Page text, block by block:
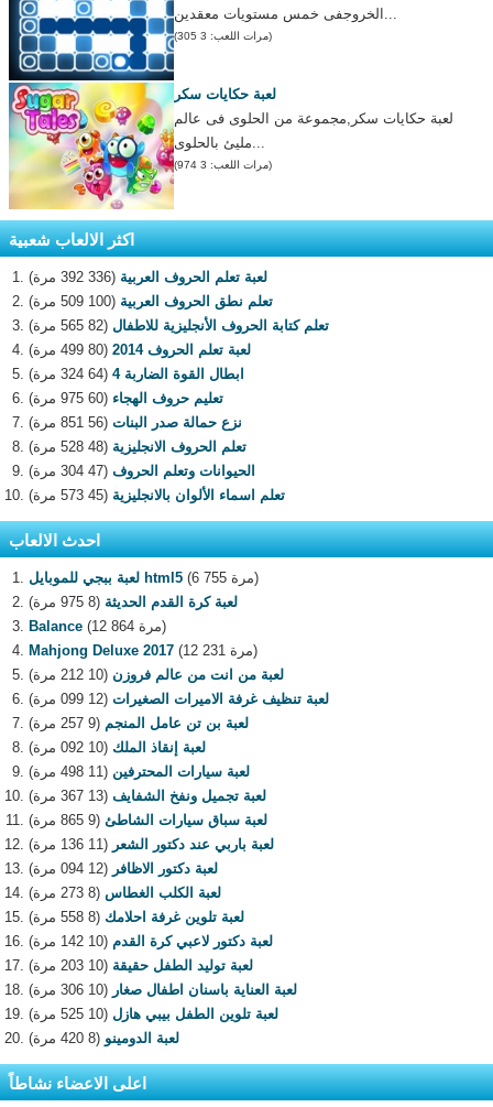
الخروجفى خمس مستويات معقدين...
(مرات اللعب: 3 305)
لعبة حكايات سكر
لعبة حكايات سكر,مجموعة من الحلوى فى عالم
مليئ بالحلوى...
(مرات اللعب: 3 974)
اكثر الالعاب شعبية
لعبة تعلم الحروف العربية (336 392 مرة)
تعلم نطق الحروف العربية (100 509 مرة)
تعلم كتابة الحروف الأنجليزية للاطفال (82 565 مرة)
لعبة تعلم الحروف 2014
(80 499 مرة)
ابطال القوة الضاربة 4
(64 324 مرة)
تعليم حروف الهجاء (60 975 مرة)
نزع حمالة صدر البنات (56 851 مرة)
تعلم الحروف الانجليزية (48 528 مرة)
الحيوانات وتعلم الحروف (47 304 مرة)
تعلم اسماء الألوان بالانجليزية (45 573 مرة)
احدث الالعاب
لعبة ببجي للموبايل html5
(6 755 مرة)
لعبة كرة القدم الحديثة (8 975 مرة)
Balance
(12 864 مرة)
Mahjong Deluxe 2017
(12 231 مرة)
لعبة من انت من عالم فروزن (10 212 مرة)
لعبة تنظيف غرفة الاميرات الصغيرات (12 099 مرة)
لعبة بن تن عامل المنجم (9 257 مرة)
لعبة إنقاذ الملك (10 092 مرة)
لعبة سيارات المحترفين (11 498 مرة)
لعبة تجميل ونفخ الشفايف (13 367 مرة)
لعبة سباق سيارات الشاطئ (9 865 مرة)
لعبة باربي عند دكتور الشعر (11 136 مرة)
لعبة دكتور الاظافر (12 094 مرة)
لعبة الكلب الغطاس (8 273 مرة)
لعبة تلوين غرفة احلامك (8 558 مرة)
لعبة دكتور لاعبي كرة القدم (10 142 مرة)
لعبة توليد الطفل حقيقة (10 203 مرة)
لعبة العناية باسنان اطفال صغار (10 306 مرة)
لعبة تلوين الطفل بيبي هازل (10 525 مرة)
لعبة الدومينو (8 420 مرة)
اعلى الاعضاء نشاطاً